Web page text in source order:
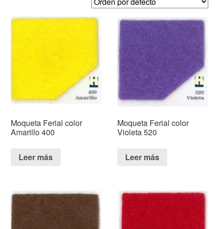
Moqueta Ferial color
Amarillo 400
Leer más
Moqueta Ferial color
Violeta 520
Leer más